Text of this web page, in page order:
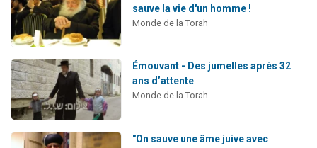
sauve la vie d'un homme !
Monde de la Torah
Émouvant - Des jumelles après 32
ans d’attente
Monde de la Torah
"On sauve une âme juive avec